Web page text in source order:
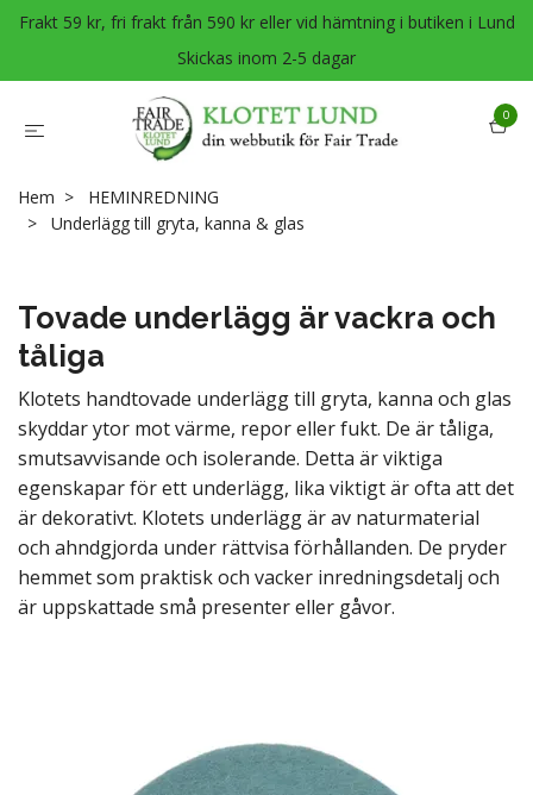
Frakt 59 kr, fri frakt från 590 kr eller vid hämtning i butiken i Lund
Skickas inom 2-5 dagar
0
Hem
HEMINREDNING
Underlägg till gryta, kanna & glas
Tovade underlägg är vackra och
tåliga
Klotets handtovade underlägg till gryta, kanna och glas
skyddar ytor mot värme, repor eller fukt. De är tåliga,
smutsavvisande och isolerande. Detta är viktiga
egenskapar för ett underlägg, lika viktigt är ofta att det
är dekorativt. Klotets underlägg är av naturmaterial
och ahndgjorda under rättvisa förhållanden. De pryder
hemmet som praktisk och vacker inredningsdetalj och
är uppskattade små presenter eller gåvor.